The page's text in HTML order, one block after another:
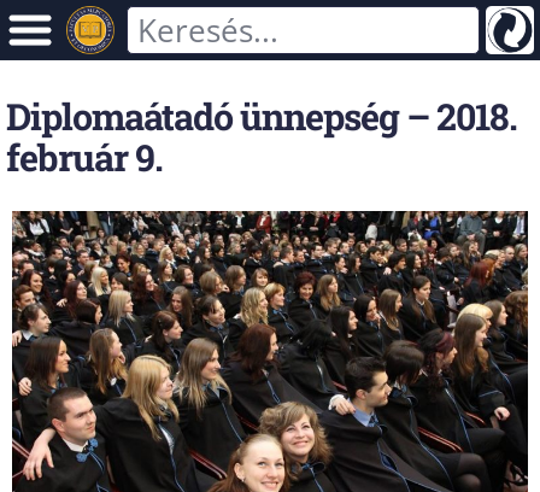
Diplomaátadó ünnepség – 2018.
február 9.